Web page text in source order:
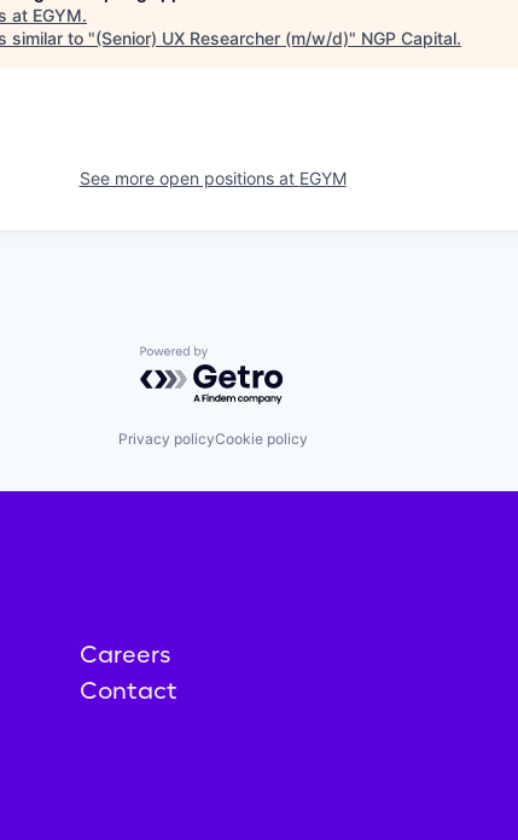
at EGYM.
similar to "(Senior) UX Researcher (m/w/d)" NGP Capital.
See more open positions at EGYM
Powered by Getro.com
Privacy policyCookie policy
Careers
Contact